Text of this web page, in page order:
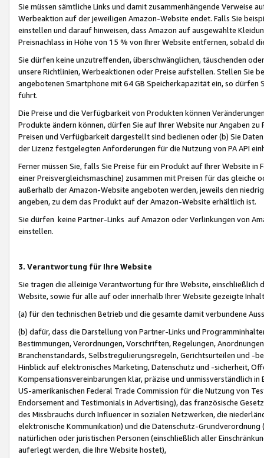
Sie müssen sämtliche Links und damit zusammenhängende
Werbeaktion auf der jeweiligen Amazon-Website endet. Falls Sie
einstellen und darauf hinweisen, dass Amazon auf ausgewählte
Preisnachlass in Höhe von 15 % von Ihrer Website entfernen, sobald
Sie dürfen keine unzutreffenden, überschwänglichen, täuschenden
unsere Richtlinien, Werbeaktionen oder Preise aufstellen. Stellen Sie
angebotenen Smartphone mit 64 GB Speicherkapazität ein, so dürfen
führt.
Die Preise und die Verfügbarkeit von Produkten können
Produkte ändern können, dürfen Sie auf Ihrer Website nur Angaben
Preisen und Verfügbarkeit dargestellt sind bedienen oder (b) Sie
der Lizenz festgelegten Anforderungen für die Nutzung von PA API
Ferner müssen Sie, falls Sie Preise für ein Produkt auf Ihrer Website
einer Preisvergleichsmaschine) zusammen mit Preisen für das
außerhalb der Amazon-Website angeboten werden, jeweils den
angeben, zu dem das Produkt auf der Amazon-Website erhältlich ist.
Sie dürfen keine Partner-Links auf Amazon oder Verlinkungen von
einstellen.
3. Verantwortung für Ihre Website
Sie tragen die alleinige Verantwortung für Ihre Website,
Website, sowie für alle auf oder innerhalb Ihrer Website gezeigte
(a) für den technischen Betrieb und die gesamte damit verbundene
(b) dafür, dass die Darstellung von Partner-Links und
Bestimmungen, Verordnungen, Vorschriften, Regelungen,
Branchenstandards, Selbstregulierungsregeln, Gerichtsurteilen und -
Hinblick auf elektronisches Marketing, Datenschutz und -sicherheit,
Kompensationsvereinbarungen klar, präzise und unmissverständlich
US-amerikanischen Federal Trade Commission für die Nutzung von
Endorsement and Testimonials in Advertising), das französische
des Missbrauchs durch Influencer in sozialen Netzwerken, die
elektronische Kommunikation) und die Datenschutz-
natürlichen oder juristischen Personen (einschließlich aller
auferlegt werden, die Ihre Website hostet),